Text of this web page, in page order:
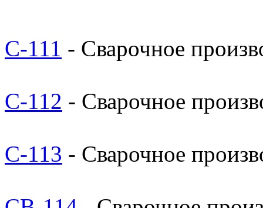
С-111 - Сварочное
С-112 - Сварочное
С-113 - Сварочное